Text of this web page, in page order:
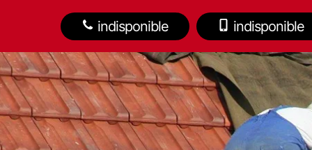
indisponible indisponible